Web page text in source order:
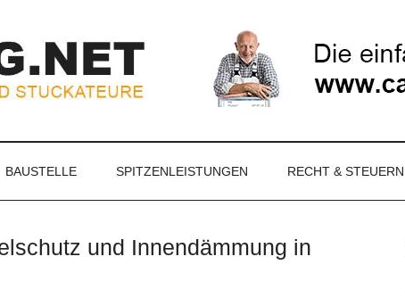
BAUSTELLE SPITZENLEISTUNGEN RECHT & STEUERN
und Innendämmung in